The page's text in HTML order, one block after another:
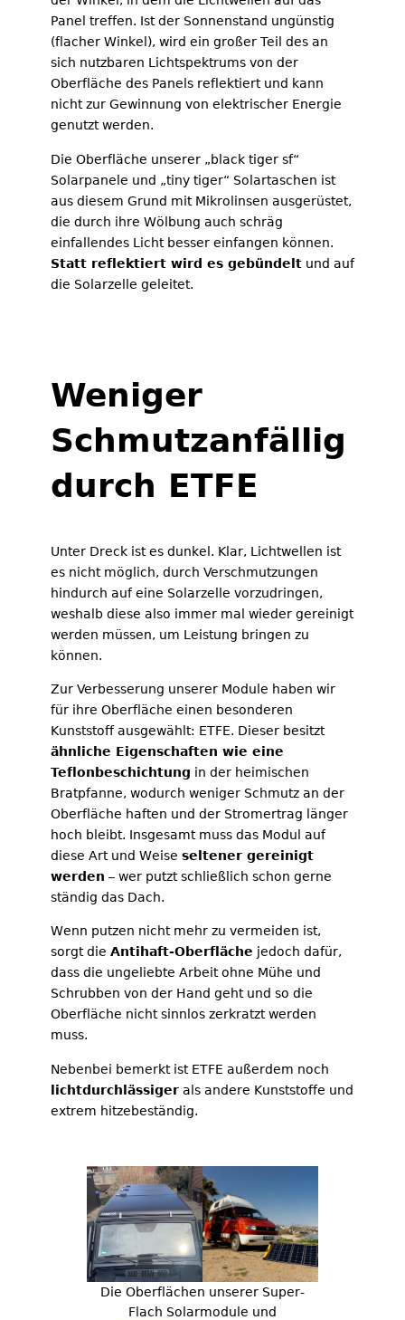
Panel treffen. Ist der Sonnenstand ungünstig
(flacher Winkel), wird ein großer Teil des an
sich nutzbaren Lichtspektrums von der
Oberfläche des Panels reflektiert und kann
nicht zur Gewinnung von elektrischer Energie
genutzt werden.
Die Oberfläche unserer „black tiger sf“
Solarpanele und „tiny tiger“ Solartaschen ist
aus diesem Grund mit Mikrolinsen ausgerüstet,
die durch ihre Wölbung auch schräg
einfallendes Licht besser einfangen können.
Statt reflektiert wird es gebündelt und auf
die Solarzelle geleitet.
Weniger
Schmutzanfällig
durch ETFE
Unter Dreck ist es dunkel. Klar, Lichtwellen ist
es nicht möglich, durch Verschmutzungen
hindurch auf eine Solarzelle vorzudringen,
weshalb diese also immer mal wieder gereinigt
werden müssen, um Leistung bringen zu
können.
Zur Verbesserung unserer Module haben wir
für ihre Oberfläche einen besonderen
Kunststoff ausgewählt: ETFE. Dieser besitzt
ähnliche Eigenschaften wie eine
Teflonbeschichtung in der heimischen
Bratpfanne, wodurch weniger Schmutz an der
Oberfläche haften und der Stromertrag länger
hoch bleibt. Insgesamt muss das Modul auf
diese Art und Weise seltener gereinigt
werden – wer putzt schließlich schon gerne
ständig das Dach.
Wenn putzen nicht mehr zu vermeiden ist,
sorgt die Antihaft-Oberfläche jedoch dafür,
dass die ungeliebte Arbeit ohne Mühe und
Schrubben von der Hand geht und so die
Oberfläche nicht sinnlos zerkratzt werden
muss.
Nebenbei bemerkt ist ETFE außerdem noch
lichtdurchlässiger als andere Kunststoffe und
extrem hitzebeständig.
Die Oberflächen unserer Super-
Flach Solarmodule und